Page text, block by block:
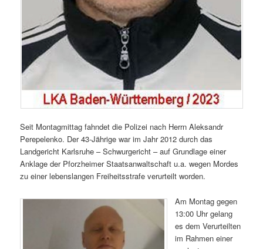
Seit Montagmittag fahndet die Polizei nach Herrn Aleksandr
Perepelenko. Der 43-Jährige war im Jahr 2012 durch das
Landgericht Karlsruhe – Schwurgericht – auf Grundlage einer
Anklage der Pforzheimer Staatsanwaltschaft u.a. wegen Mordes
zu einer lebenslangen Freiheitsstrafe verurteilt worden.
Am Montag gegen
13:00 Uhr gelang
es dem Verurteilten
im Rahmen einer